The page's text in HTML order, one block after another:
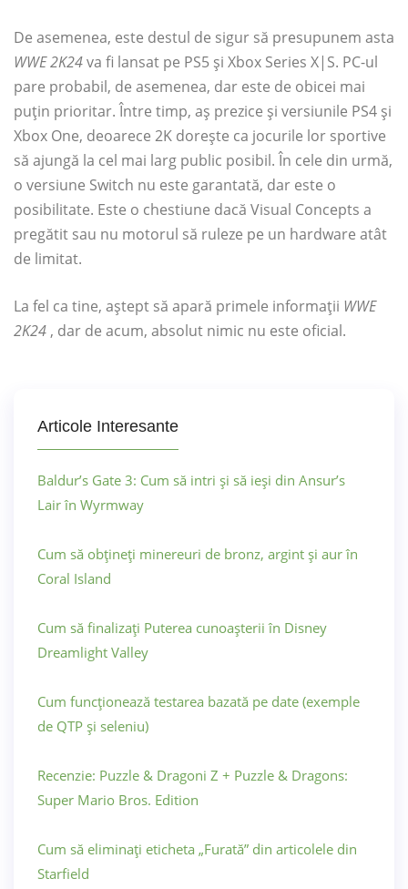
De asemenea, este destul de sigur să presupunem asta
WWE 2K24va fi lansat pe PS5 și Xbox Series X|S. PC-ul
pare probabil, de asemenea, dar este de obicei mai
puțin prioritar. Între timp, aș prezice și versiunile PS4 și
Xbox One, deoarece 2K dorește ca jocurile lor sportive
să ajungă la cel mai larg public posibil. În cele din urmă,
o versiune Switch nu este garantată, dar este o
posibilitate. Este o chestiune dacă Visual Concepts a
pregătit sau nu motorul să ruleze pe un hardware atât
de limitat.
La fel ca tine, aștept să apară primele informații WWE
2K24 , dar de acum, absolut nimic nu este oficial.
Articole Interesante
Baldur’s Gate 3: Cum să intri și să ieși din Ansur’s
Lair în Wyrmway
Cum să obțineți minereuri de bronz, argint și aur în
Coral Island
Cum să finalizați Puterea cunoașterii în Disney
Dreamlight Valley
Cum funcționează testarea bazată pe date (exemple
de QTP și seleniu)
Recenzie: Puzzle & Dragoni Z + Puzzle & Dragons:
Super Mario Bros. Edition
Cum să eliminați eticheta „Furată” din articolele din
Starfield